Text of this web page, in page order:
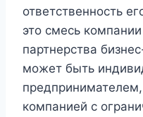
ответственность
это смесь
партнерства
может быть
компанией с